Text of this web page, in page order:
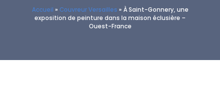
Accueil » Couvreur Versailles » À Saint-Gonnery, une
exposition de peinture dans la maison éclusière –
Ouest-France